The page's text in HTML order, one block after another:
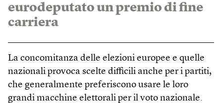
eurodeputato un premio di fine
carriera
La concomitanza delle elezioni europee e quelle
nazionali provoca scelte difficili anche per i partiti,
che generalmente preferiscono usare le loro
grandi macchine elettorali per il voto nazionale.